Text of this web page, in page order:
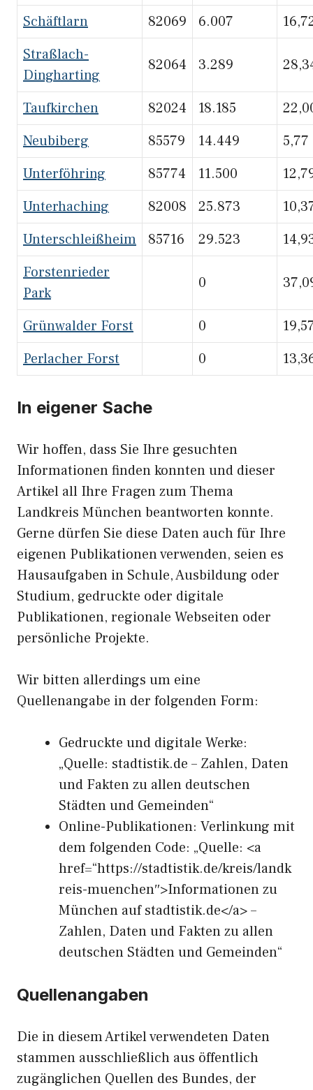
Schäftlarn 82069 6.007
Straßlach-
Dingharting
82064 3.289
Taufkirchen 82024 18.185
Neubiberg
85579 14.449
5,77
Unterföhring
85774 11.500
Unterhaching
82008 25.873
Unterschleißheim
85716 29.523
Forstenrieder
Park
0
Grünwalder Forst 0
Perlacher Forst
0
In eigener Sache
Wir hoffen, dass Sie Ihre gesuchten
Informationen finden konnten und dieser
Artikel all Ihre Fragen zum Thema
Landkreis München beantworten konnte.
Gerne dürfen Sie diese Daten auch für Ihre
eigenen Publikationen verwenden, seien es
Hausaufgaben in Schule, Ausbildung oder
Studium, gedruckte oder digitale
Publikationen, regionale Webseiten oder
persönliche Projekte.
Wir bitten allerdings um eine
Quellenangabe in der folgenden Form:
Gedruckte und digitale Werke:
„Quelle: stadtistik.de – Zahlen, Daten
und Fakten zu allen deutschen
Städten und Gemeinden“
Online-Publikationen: Verlinkung mit
dem folgenden Code: „Quelle: <a
href=“https://stadtistik.de/kreis/landk
reis-muenchen″>Informationen zu
München auf stadtistik.de</a> –
Zahlen, Daten und Fakten zu allen
deutschen Städten und Gemeinden“
Quellenangaben
Die in diesem Artikel verwendeten Daten
stammen ausschließlich aus öffentlich
zugänglichen Quellen des Bundes, der